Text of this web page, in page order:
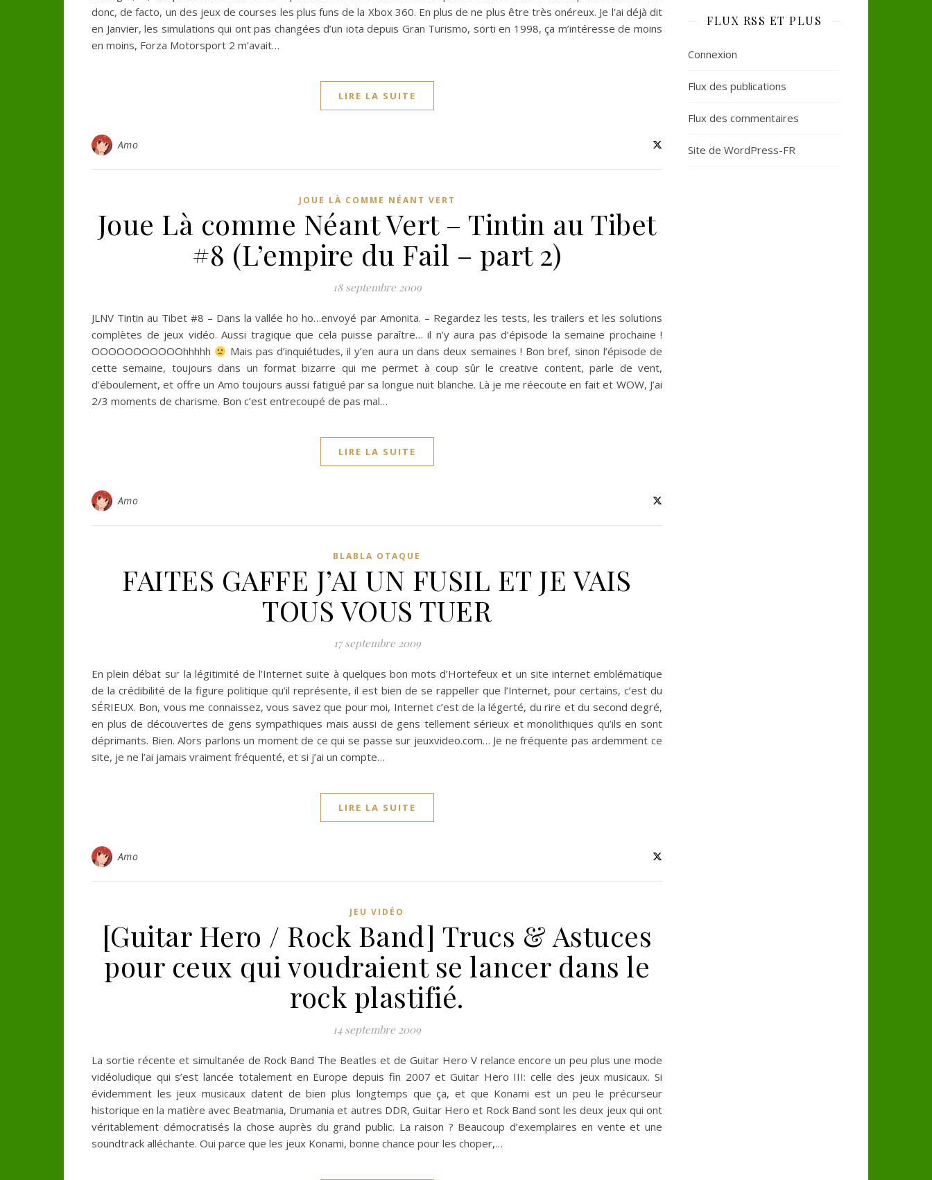
donc, de facto, un des jeux de courses les plus funs de la Xbox 360. En plus de ne plus être très onéreux. Je l’ai déjà dit
en Janvier, les simulations qui ont pas changées d’un iota depuis Gran Turismo, sorti en 1998, ça m’intéresse de moins
en moins, Forza Motorsport 2 m’avait…
LIRE LA SUITE
Amo
JOUE LÀ COMME NÉANT VERT
Joue Là comme Néant Vert – Tintin au Tibet
#8 (L’empire du Fail – part 2)
18 septembre 2009
JLNV Tintin au Tibet #8 – Dans la vallée ho ho…envoyé par Amonita. – Regardez les tests, les trailers et les solutions
complètes de jeux vidéo. Aussi tragique que cela puisse paraître… il n’y aura pas d’épisode la semaine prochaine !
OOOOOOOOOOOhhhhh
Mais pas d’inquiétudes, il y’en aura un dans deux semaines ! Bon bref, sinon l’épisode de
cette semaine, toujours dans un format bizarre qui me permet à coup sûr le creative content, parle de vent,
d’éboulement, et offre un Amo toujours aussi fatigué par sa longue nuit blanche. Là je me réecoute en fait et WOW, J’ai
2/3 moments de charisme. Bon c’est entrecoupé de pas mal…
LIRE LA SUITE
Amo
BLABLA OTAQUE
FAITES GAFFE J’AI UN FUSIL ET JE VAIS
TOUS VOUS TUER
17 septembre 2009
En plein débat sur la légitimité de l’Internet suite à quelques bon mots d’Hortefeux et un site internet emblématique
de la crédibilité de la figure politique qu’il représente, il est bien de se rappeller que l’Internet, pour certains, c’est du
SÉRIEUX. Bon, vous me connaissez, vous savez que pour moi, Internet c’est de la légerté, du rire et du second degré,
en plus de découvertes de gens sympathiques mais aussi de gens tellement sérieux et monolithiques qu’ils en sont
déprimants. Bien. Alors parlons un moment de ce qui se passe sur jeuxvideo.com… Je ne fréquente pas ardemment ce
site, je ne l’ai jamais vraiment fréquenté, et si j’ai un compte…
LIRE LA SUITE
Amo
JEU VIDÉO
[Guitar Hero / Rock Band] Trucs & Astuces
pour ceux qui voudraient se lancer dans le
rock plastifié.
14 septembre 2009
La sortie récente et simultanée de Rock Band The Beatles et de Guitar Hero V relance encore un peu plus une mode
vidéoludique qui s’est lancée totalement en Europe depuis fin 2007 et Guitar Hero III: celle des jeux musicaux. Si
évidemment les jeux musicaux datent de bien plus longtemps que ça, et que Konami est un peu le précurseur
historique en la matière avec Beatmania, Drumania et autres DDR, Guitar Hero et Rock Band sont les deux jeux qui ont
véritablement démocratisés la chose auprès du grand public. La raison ? Beaucoup d’exemplaires en vente et une
soundtrack alléchante. Oui parce que les jeux Konami, bonne chance pour les choper,…
FLUX RSS ET PLUS
Connexion
Flux des publications
Flux des commentaires
Site de WordPress-FR